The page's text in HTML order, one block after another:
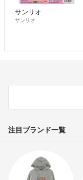
サンリオ
サンリオ
注目ブランド一覧